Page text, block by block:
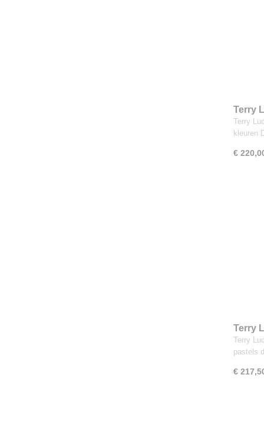
Terry
of
Terry
kleuren
€
Terry
Terry
pastels
€